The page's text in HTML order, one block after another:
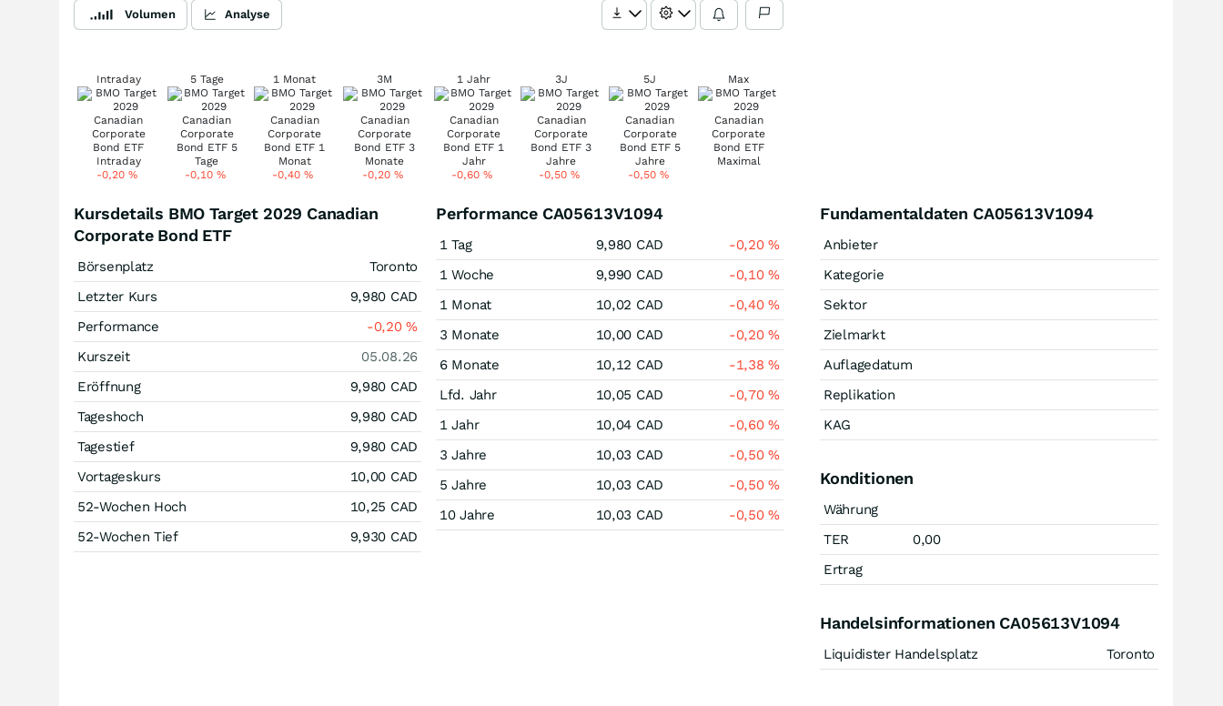
Volumen Analyse
Intraday
-0,20 %
5 Tage
-0,10 %
1 Monat
-0,40%
3M
-0,20%
1 Jahr
-0,60 %
3J
-0,50%
5J
-0,50 %
Max
Kursdetails BMO Target 2029 Canadian
Corporate Bond ETF
Börsenplatz
Toronto
Letzter Kurs
9,980 CAD
Performance
-0,20%
Kurszeit
05.08.26
Eröffnung
9,980 CAD
Tageshoch
9,980 CAD
Tagestief
9,980 CAD
Vortageskurs
10,00 CAD
52-Wochen Hoch
10,25 CAD
52-Wochen Tief
9,930 CAD
Performance CA05613V1094
1 Tag 9,980 CAD -0,20%
1 Woche
9,990 CAD -0,10%
1 Monat
10,02 CAD -0,40%
3 Monate
10,00 CAD -0,20%
6 Monate
10,12 CAD -1,38%
Lfd. Jahr
10,05 CAD -0,70%
1 Jahr
10,04 CAD -0,60%
3 Jahre
10,03 CAD -0,50%
5 Jahre
10,03 CAD -0,50%
10 Jahre
10,03 CAD -0,50%
Fundamentaldaten CA05613V1094
Anbieter
Kategorie
Sektor
Zielmarkt
Auflagedatum
Replikation
KAG
Konditionen
Währung
TER
0,00
Ertrag
Handelsinformationen CA05613V1094
Liquidister Handelsplatz Toronto